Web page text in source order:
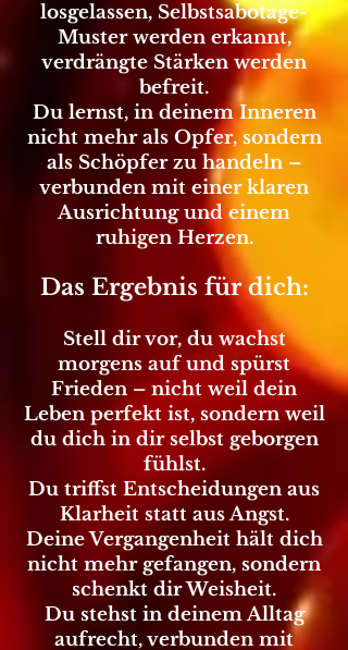
losgelassen, Selbstsabotage-
Muster werden erkannt,
verdrängte Stärken werden
befreit.
Du lernst, in deinem Inneren
nicht mehr als Opfer, sondern
als Schöpfer zu handeln –
verbunden mit einer klaren
Ausrichtung und einem
ruhigen Herzen.
Das Ergebnis für dich:
Stell dir vor, du wachst
morgens auf und spürst
Frieden – nicht weil dein
Leben perfekt ist, sondern weil
du dich in dir selbst geborgen
fühlst.
Du triffst Entscheidungen aus
Klarheit statt aus Angst.
Deine Vergangenheit hält dich
nicht mehr gefangen, sondern
schenkt dir Weisheit.
Du stehst in deinem Alltag
aufrecht, verbunden mit